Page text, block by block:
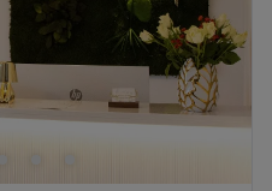
Geschlossen
Fingernägel oder
natürlichen Look? So oder
werden deine Wünsche
Maniküre,
lehne dich zurück und lass